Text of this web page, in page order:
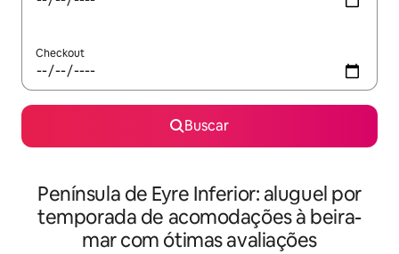
Checkout
Buscar
Península de Eyre Inferior: aluguel por
temporada de acomodações à beira-
mar com ótimas avaliações